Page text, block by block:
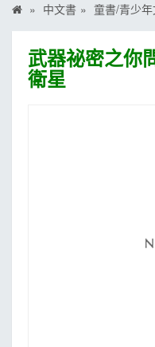
中文書 童書/青少
武器祕密之你
衛星